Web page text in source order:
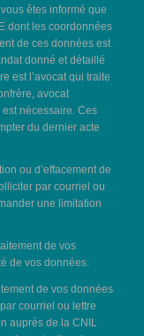
êtes informé que
dont les coordonnées
de ces données est
donné et détaillé
est l’avocat qui traite
avocat
nécessaire. Ces
du dernier acte
ou d’effacement de
par courriel ou
une limitation
de vos
de vos données.
de vos données
courriel ou lettre
auprès de la CNIL